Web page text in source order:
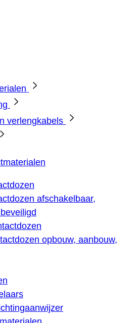
verlengkabels
afschakelbaar,
opbouw, aanbouw,